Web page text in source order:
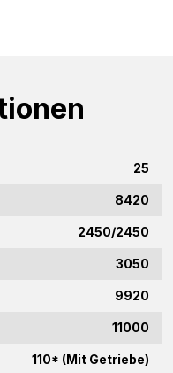
25
8420
2450/2450
3050
9920
11000
110* (Mit Getriebe)